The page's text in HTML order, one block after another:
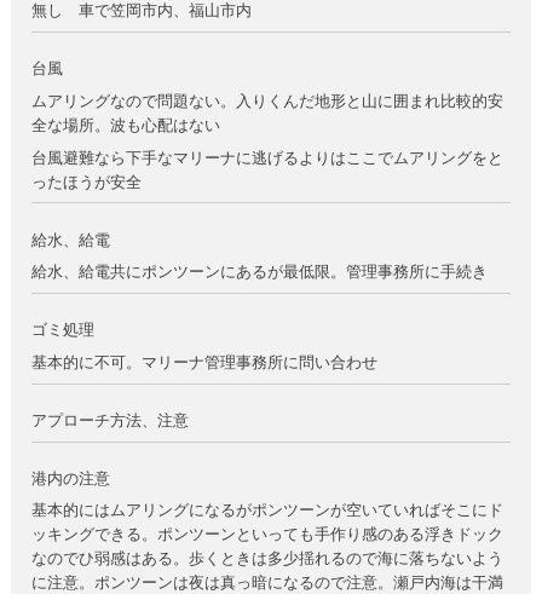
無し 車で笠岡市内、福山市内
台風
ムアリングなので問題ない。入りくんだ地形と山に囲まれ比較的安
全な場所。波も心配はない
台風避難なら下手なマリーナに逃げるよりはここでムアリングをと
ったほうが安全
給水、給電
給水、給電共にポンツーンにあるが最低限。管理事務所に手続き
ゴミ処理
基本的に不可。マリーナ管理事務所に問い合わせ
アプローチ方法、注意
港内の注意
基本的にはムアリングになるがポンツーンが空いていればそこにド
ッキングできる。ポンツーンといっても手作り感のある浮きドック
なのでひ弱感はある。歩くときは多少揺れるので海に落ちないよう
に注意。ポンツーンは夜は真っ暗になるので注意。瀬戸内海は干満